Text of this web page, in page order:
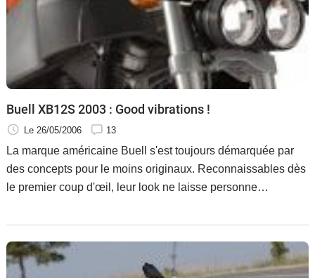
Buell XB12S 2003 : Good vibrations !
Le 26/05/2006 13
La marque américaine Buell s'est toujours démarquée par
des concepts pour le moins originaux. Reconnaissables dès
le premier coup d'œil, leur look ne laisse personne
réduit et massif qui fait tout leur charme.